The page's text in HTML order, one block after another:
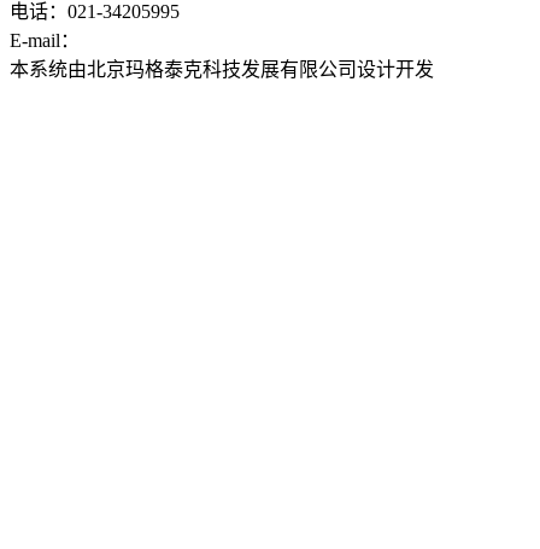
电话：021-34205995
E-mail：
本系统由北京玛格泰克科技发展有限公司设计开发